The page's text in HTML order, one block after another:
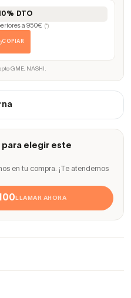
DTO
a 950€ (*)
COPIAR
GME, NASHI.
para elegir este
en tu compra. ¡Te atendemos
LLAMAR AHORA